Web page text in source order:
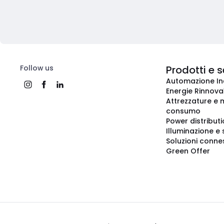
Follow us Prodotti e
Automazione
Energie
Attrezzature e
consumo
Power
Illuminazione
Soluzioni
Green Offer